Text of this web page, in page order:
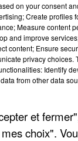
Une
en
des
on your consent
Create profiles
Measure content
and improve
content; Ensure
privacy
Identify
from other data
et
choix".